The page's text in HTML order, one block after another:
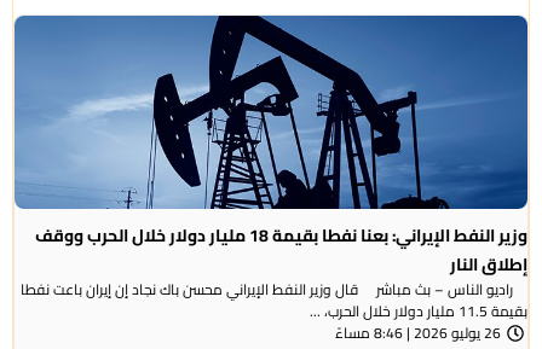
وزير النفط الإيراني: بعنا نفطا بقيمة 18 مليار دولار خلال الحرب ووقف
إطلاق النار
راديو الناس – بث مباشر قال وزير النفط الإيراني محسن باك نجاد إن إيران باعت نفطا
بقيمة 11.5 مليار دولار خلال الحرب، ...
26 يوليو 2026 | 8:46 مساءً